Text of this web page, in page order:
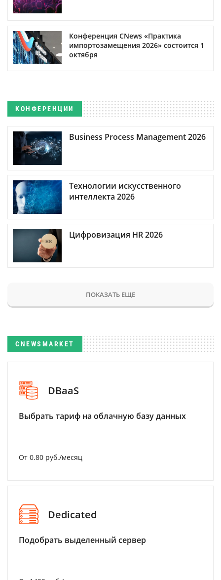
Конференция CNews «Практика
импортозамещения 2026» состоится 1
октября
КОНФЕРЕНЦИИ
Business Process Management 2026
Технологии искусственного
интеллекта 2026
Цифровизация HR 2026
ПОКАЗАТЬ ЕЩЕ
CNEWSMARKET
DBaaS
Выбрать тариф на облачную базу данных
От 0.80 руб./месяц
Dedicated
Подобрать выделенный сервер